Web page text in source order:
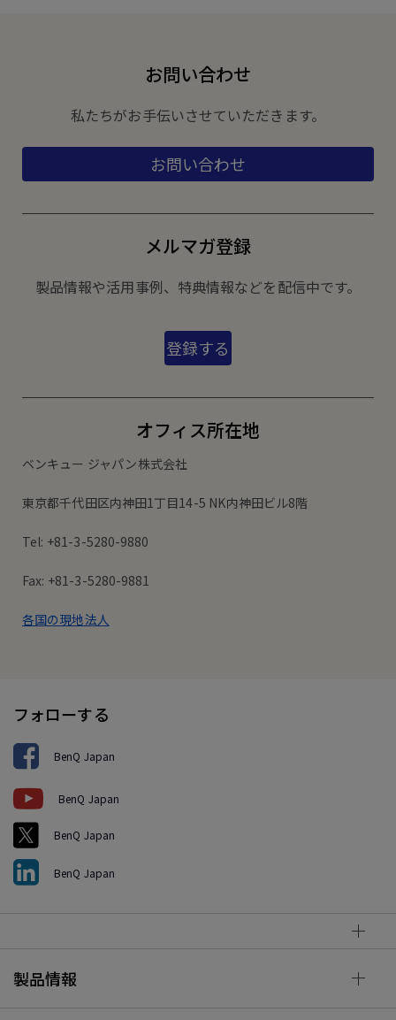
お問い合わせ
私たちがお手伝いさせていただきます。
お問い合わせ
メルマガ登録
製品情報や活用事例、特典情報などを配信中です。
登録する
オフィス所在地
ベンキュー ジャパン株式会社
東京都千代田区内神田1丁目14-5 NK内神田ビル8階
Tel: +81-3-5280-9880
Fax: +81-3-5280-9881
各国の現地法人
フォローする
BenQ Japan
BenQ Japan
BenQ Japan
BenQ Japan
製品情報